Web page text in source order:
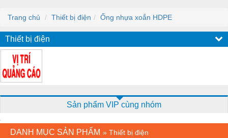
Trang chủ Thiết bị điện Ống nhựa xoắn HDPE
Thiết bị điện
Sản phẩm VIP cùng nhóm
DANH MỤC SẢN PHẨM » Thiết bị điện